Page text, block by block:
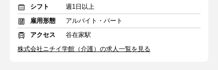
シフト
週1日以上
雇用形態
アルバイト・パート
アクセス
谷在家駅
株式会社ニチイ学館（介護）の求人一覧を見る